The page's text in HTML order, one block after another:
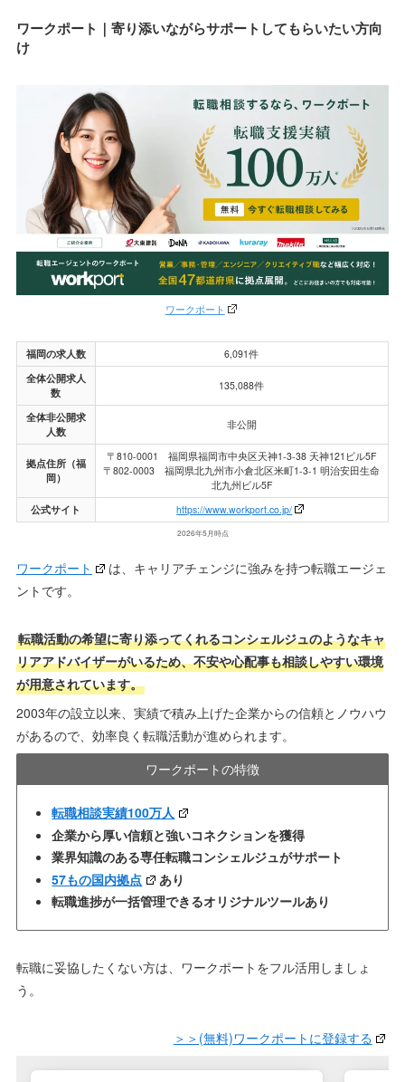
ワークポート｜寄り添いながらサポートしてもらいたい方向
け
ワークポート
福岡の求人数
6,091件
全体公開求人
数
135,088件
全体非公開求
人数
非公開
拠点住所（福
岡）
〒810-0001 福岡県福岡市中央区天神1-3-38 天神121ビル5F
〒802-0003 福岡県北九州市小倉北区米町1-3-1 明治安田生命
北九州ビル5F
公式サイト
https://www.workport.co.jp/
2026年5月時点
ワークポート
は、キャリアチェンジに強みを持つ転職エージェ
ントです。
転職活動の希望に寄り添ってくれるコンシェルジュのようなキャ
リアアドバイザーがいるため、不安や心配事も相談しやすい環境
が用意されています。
2003年の設立以来、実績で積み上げた企業からの信頼とノウハウ
があるので、効率良く転職活動が進められます。
ワークポートの特徴
転職相談実績100万人
企業から厚い信頼と強いコネクションを獲得
業界知識のある専任転職コンシェルジュがサポート
57もの国内拠点
あり
転職進捗が一括管理できるオリジナルツールあり
転職に妥協したくない方は、ワークポートをフル活用しましょ
う。
＞＞(無料)ワークポートに登録する